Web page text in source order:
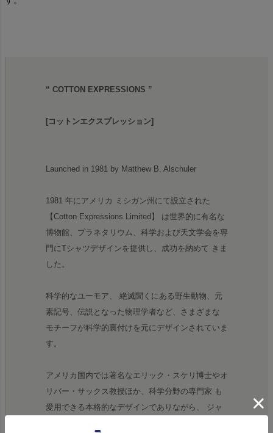
“ COTTON EXPRESSIONS ”
[コットンエクスプレッション]
Launched in 1981 by Matthew B. Alschuler
1981 年にアメリカ ミシガン州にて設立された
【Cotton Expressions Limited】 は世界的に有名な
博物館、プラネタリウム、科学および天文学会を専
門にTシャツデザインを提供し、成功を納めて きま
した。
科学的なユーモア、 絶滅聞くにある野生動物、元
素記号、伝説となった物理学者など、さまざまな
モチーフが科学的裏付けを元にデザインされていま
す。
アメリカ国内では著名なエリック・スケリ博士やオ
リバー・サックス教授ほか、科学分野の専門家 も
愛用できる本格的なデザインでありながら、 ジャ